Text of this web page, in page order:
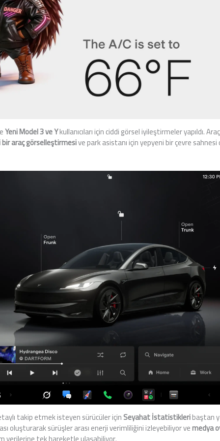
Yeni Model 3 ve Ykullanıcıları için ciddi görsel iyileştirmeler yapıldı.
araç görselleştirmesive park asistanı için yepyeni bir çevre sahnesi
takip etmek isteyen sürücüler içinSeyahat İstatistikleribaştan
oluşturarak sürüşler arası enerji verimliliğini izleyebiliyor vemedya